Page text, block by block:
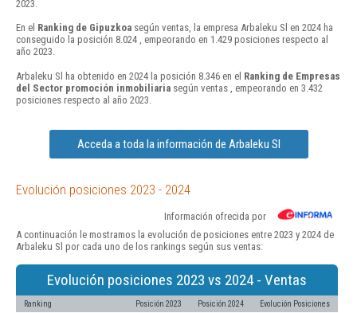
2023.
En el Ranking de Gipuzkoa según ventas, la empresa Arbaleku Sl en 2024 ha
conseguido la posición 8.024 , empeorando en 1.429 posiciones respecto al
año 2023.
Arbaleku Sl ha obtenido en 2024 la posición 8.346 en el Ranking de Empresas
del Sector promoción inmobiliaria según ventas , empeorando en 3.432
posiciones respecto al año 2023.
Acceda a toda la información de Arbaleku Sl
Evolución posiciones 2023 - 2024
Información ofrecida por
A continuación le mostramos la evolución de posiciones entre 2023 y 2024 de
Arbaleku Sl por cada uno de los rankings según sus ventas:
Evolución posiciones 2023 vs 2024 - Ventas
Ranking Posición 2023 Posición 2024 Evolución Posiciones